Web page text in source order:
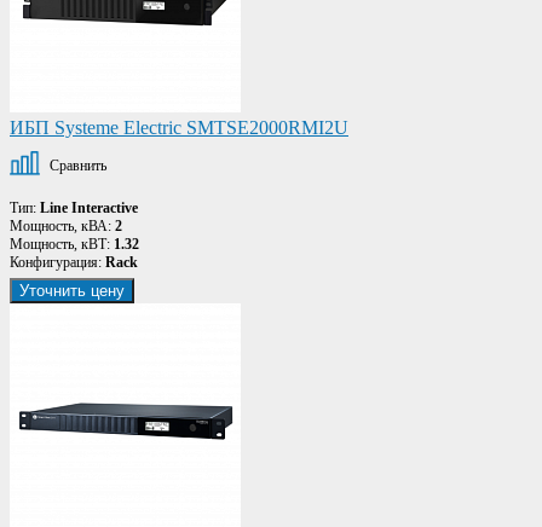
ИБП Systeme Electric SMTSE2000RMI2U
Сравнить
Тип: Line Interactive
Мощность, кВА: 2
Мощность, кВТ: 1.32
Конфигурация: Rack
Уточнить цену